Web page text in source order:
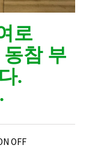
로
참 부
.
OFF